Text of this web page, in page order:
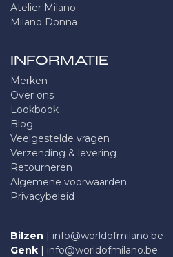
Atelier Milano
Milano Donna
INFORMATIE
Merken
Over ons
Lookbook
Blog
Veelgestelde vragen
Verzending & levering
Retourneren
Algemene voorwaarden
Privacybeleid
Bilzen | info@worldofmilano.be
Genk | info@worldofmilano.be